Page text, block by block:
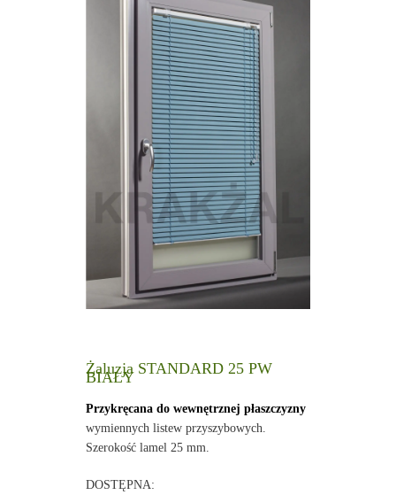
Żaluzja STANDARD 25 PW
BIAŁY
Przykręcana do wewnętrznej płaszczyzny
wymiennych listew przyszybowych.
Szerokość lamel 25 mm.
DOSTĘPNA: